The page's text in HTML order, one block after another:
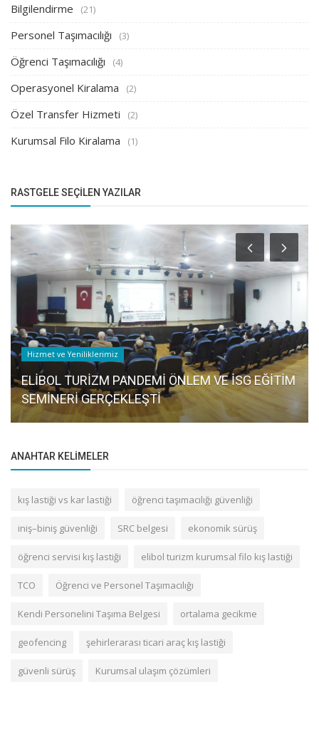
Bilgilendirme (21)
Personel Taşımacılığı (3)
Öğrenci Taşımacılığı (4)
Operasyonel Kiralama (2)
Özel Transfer Hizmeti (2)
Kurumsal Filo Kiralama (1)
RASTGELE SEÇILEN YAZILAR
Hizmet ve Yeniliklerimiz
ELİBOL TURİZM PANDEMİ ÖNLEM VE İSG EĞİTİM
SEMİNERİ GERÇEKLEŞTİ
ANAHTAR KELIMELER
kış lastiği vs kar lastiği öğrenci taşımacılığı güvenliği
iniş–biniş güvenliği SRC belgesi ekonomik sürüş
öğrenci servisi kış lastiği elibol turizm kurumsal filo kış lastiği
TCO Öğrenci ve Personel Taşımacılığı
Kendi Personelini Taşıma Belgesi ortalama gecikme
geofencing şehirlerarası ticari araç kış lastiği
güvenli sürüş Kurumsal ulaşım çözümleri